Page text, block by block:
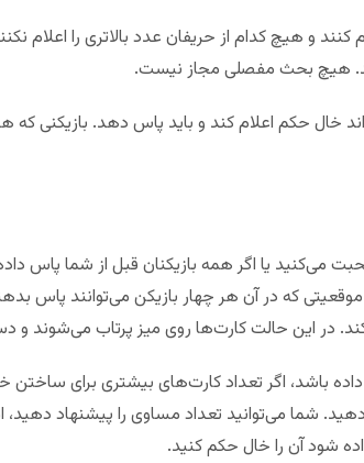
کنند و هیچ کدام از حریفان عدد بالاتری را اعلام
هیچ بحث مفصلی مجاز نیست.
می‌کنید یا اگر همه بازیکنان قبل از شما پاس
که در آن هر چهار بازیکن می‌توانند پاس
باشد، اگر تعداد کارت‌های بیشتری برای ساختن
دهید. شما می‌توانید تعداد مساوی را پیشنهاد
شود آن را خال حکم کنید.